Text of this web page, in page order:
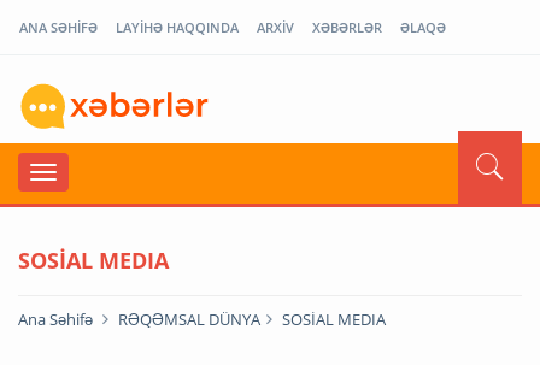
ANA SƏHİFƏ LAYİHƏ HAQQINDA ARXİV XƏBƏRLƏR ƏLAQƏ
SOSİAL MEDIA
Ana Səhifə RƏQƏMSAL DÜNYA SOSİAL MEDIA